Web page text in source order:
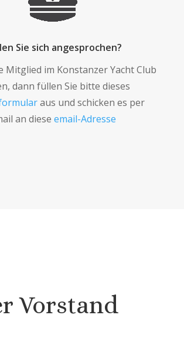
Sie sich angesprochen?
Mitglied im Konstanzer Yacht Club
dann füllen Sie bitte dieses
aus und schicken es per
an diese email-Adresse
Vorstand